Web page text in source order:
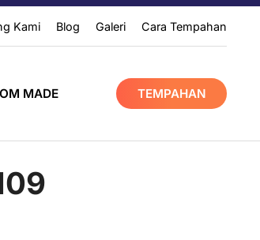
Kami Blog Galeri Cara Tempahan
MADE TEMPAHAN